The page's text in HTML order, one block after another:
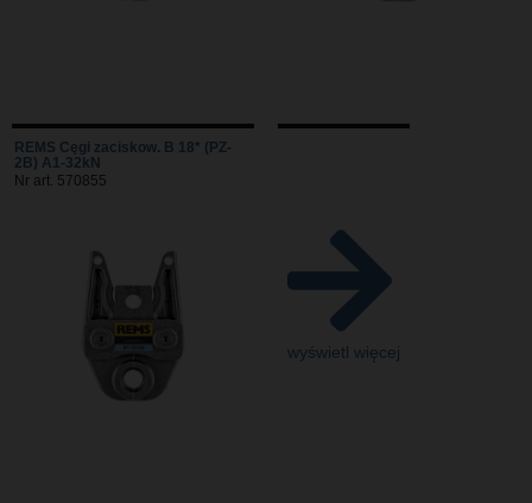
REMS Cęgi zaciskow. B 18* (PZ-
2B) A1-32kN
Nr art. 570855
wyświetl więcej